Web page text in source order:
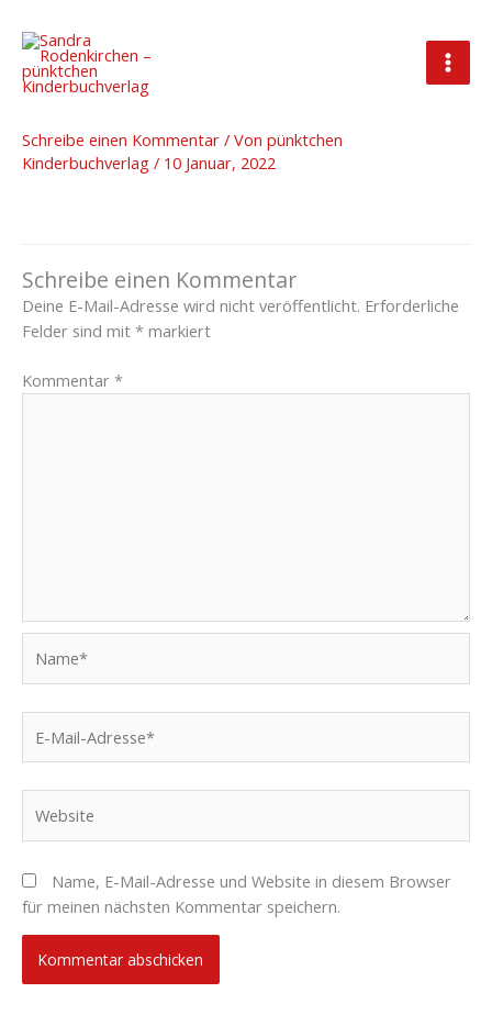
Inhalt
springen
2022_01_10_Aktuelles
Schreibe einen Kommentar / Von pünktchen
Kinderbuchverlag / 10 Januar, 2022
Schreibe einen Kommentar
Deine E-Mail-Adresse wird nicht veröffentlicht. Erforderliche
Felder sind mit * markiert
Kommentar *
Mail-
Name, E-Mail-Adresse und Website in diesem Browser
für meinen nächsten Kommentar speichern.